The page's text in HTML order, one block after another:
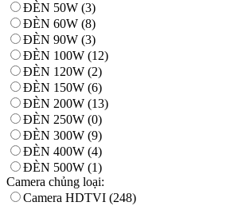
ĐÈN 50W (3)
ĐÈN 60W (8)
ĐÈN 90W (3)
ĐÈN 100W (12)
ĐÈN 120W (2)
ĐÈN 150W (6)
ĐÈN 200W (13)
ĐÈN 250W (0)
ĐÈN 300W (9)
ĐÈN 400W (4)
ĐÈN 500W (1)
Camera chủng loại:
Camera HDTVI (248)